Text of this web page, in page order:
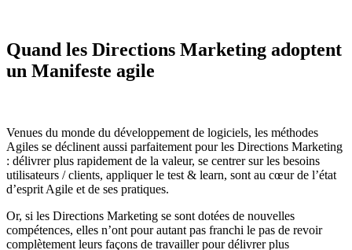
Quand les Directions Marketing adoptent
un Manifeste agile
Venues du monde du développement de logiciels, les méthodes
Agiles se déclinent aussi parfaitement pour les Directions Marketing
: délivrer plus rapidement de la valeur, se centrer sur les besoins
utilisateurs / clients, appliquer le test & learn, sont au cœur de l’état
d’esprit Agile et de ses pratiques.
Or, si les Directions Marketing se sont dotées de nouvelles
compétences, elles n’ont pour autant pas franchi le pas de revoir
complètement leurs façons de travailler pour délivrer plus